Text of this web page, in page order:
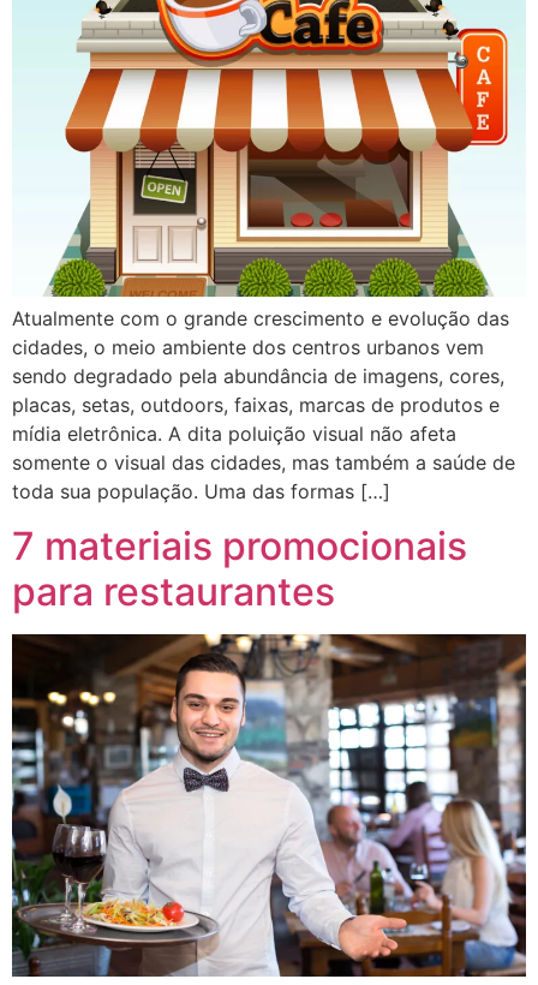
Atualmente com o grande crescimento e evolução das
cidades, o meio ambiente dos centros urbanos vem
sendo degradado pela abundância de imagens, cores,
placas, setas, outdoors, faixas, marcas de produtos e
mídia eletrônica. A dita poluição visual não afeta
somente o visual das cidades, mas também a saúde de
toda sua população. Uma das formas […]
7 materiais promocionais
para restaurantes